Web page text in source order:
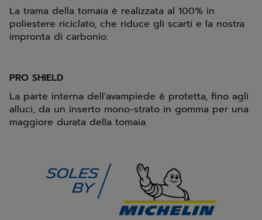
La trama della tomaia è realizzata al 100% in
poliestere riciclato, che riduce gli scarti e la nostra
impronta di carbonio.
PRO SHIELD
La parte interna dell'avampiede è protetta, fino agli
alluci, da un inserto mono-strato in gomma per una
maggiore durata della tomaia.